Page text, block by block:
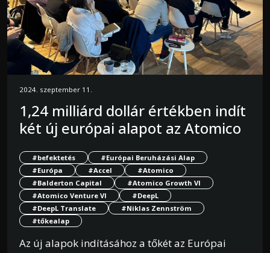
2024. szeptember 11.
1,24 milliárd dollár értékben indít
két új európai alapot az Atomico
#befektetés
#Európai Beruházási Alap
#Európa
#Accel
#Atomico
#Balderton Capital
#Atomico Growth VI
#Atomico Venture VI
#DeepL
#DeepL Translate
#Niklas Zennström
#tőkealap
Az új alapok indításához a tőkét az Európai